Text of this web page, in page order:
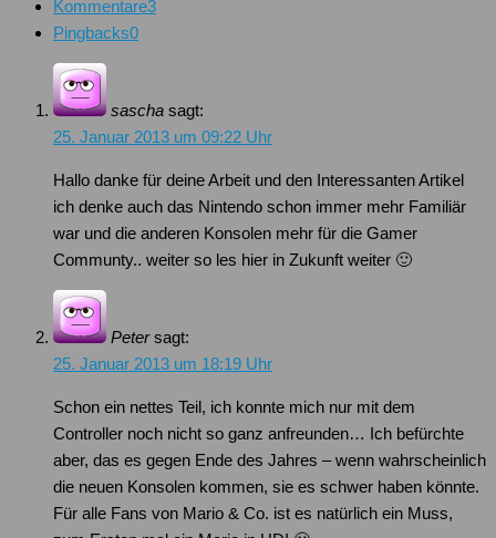
Kommentare3
Pingbacks0
sascha sagt:
25. Januar 2013 um 09:22 Uhr
Hallo danke für deine Arbeit und den Interessanten Artikel
ich denke auch das Nintendo schon immer mehr Familiär
war und die anderen Konsolen mehr für die Gamer
Communty.. weiter so les hier in Zukunft weiter 🙂
Peter sagt:
25. Januar 2013 um 18:19 Uhr
Schon ein nettes Teil, ich konnte mich nur mit dem
Controller noch nicht so ganz anfreunden… Ich befürchte
aber, das es gegen Ende des Jahres – wenn wahrscheinlich
die neuen Konsolen kommen, sie es schwer haben könnte.
Für alle Fans von Mario & Co. ist es natürlich ein Muss,